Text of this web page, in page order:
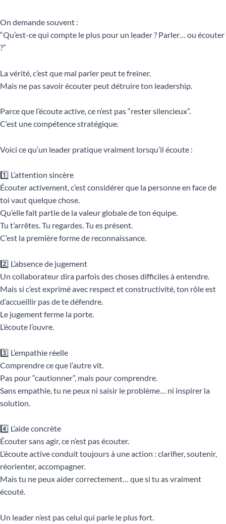
On demande souvent :
“Qu’est-ce qui compte le plus pour un leader ? Parler… ou écouter
?”
La vérité, c’est que mal parler peut te freiner.
Mais ne pas savoir écouter peut détruire ton leadership.
Parce que l’écoute active, ce n’est pas “rester silencieux”.
C’est une compétence stratégique.
Voici ce qu’un leader pratique vraiment lorsqu’il écoute :
1️⃣ L’attention sincère
Écouter activement, c’est considérer que la personne en face de
toi vaut quelque chose.
Qu’elle fait partie de la valeur globale de ton équipe.
Tu t’arrêtes. Tu regardes. Tu es présent.
C’est la première forme de reconnaissance.
2️⃣ L’absence de jugement
Un collaborateur dira parfois des choses difficiles à entendre.
Mais si c’est exprimé avec respect et constructivité, ton rôle est
d’accueillir pas de te défendre.
Le jugement ferme la porte.
L’écoute l’ouvre.
3️⃣ L’empathie réelle
Comprendre ce que l’autre vit.
Pas pour “cautionner”, mais pour comprendre.
Sans empathie, tu ne peux ni saisir le problème… ni inspirer la
solution.
4️⃣ L’aide concrète
Écouter sans agir, ce n’est pas écouter.
L’écoute active conduit toujours à une action : clarifier, soutenir,
réorienter, accompagner.
Mais tu ne peux aider correctement… que si tu as vraiment
écouté.
Un leader n’est pas celui qui parle le plus fort.